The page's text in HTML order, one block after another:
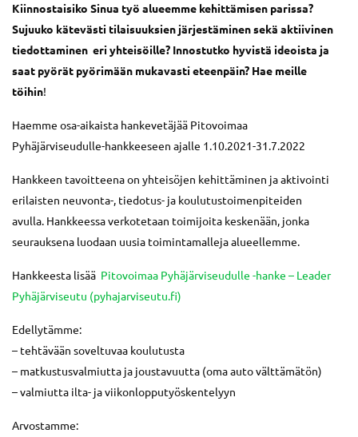
Kiinnostaisiko Sinua työ alueemme kehittämisen parissa?
Sujuuko kätevästi tilaisuuksien järjestäminen sekä aktiivinen
tiedottaminen eri yhteisöille? Innostutko hyvistä ideoista ja
saat pyörät pyörimään mukavasti eteenpäin? Hae meille
töihin!
Haemme osa-aikaista hankevetäjää Pitovoimaa
Pyhäjärviseudulle-hankkeeseen ajalle 1.10.2021-31.7.2022
Hankkeen tavoitteena on yhteisöjen kehittäminen ja aktivointi
erilaisten neuvonta-, tiedotus- ja koulutustoimenpiteiden
avulla. Hankkeessa verkotetaan toimijoita keskenään, jonka
seurauksena luodaan uusia toimintamalleja alueellemme.
Hankkeesta lisää Pitovoimaa Pyhäjärviseudulle -hanke – Leader
Pyhäjärviseutu (pyhajarviseutu.fi)
Edellytämme:
– tehtävään soveltuvaa koulutusta
– matkustusvalmiutta ja joustavuutta (oma auto välttämätön)
– valmiutta ilta- ja viikonlopputyöskentelyyn
Arvostamme: